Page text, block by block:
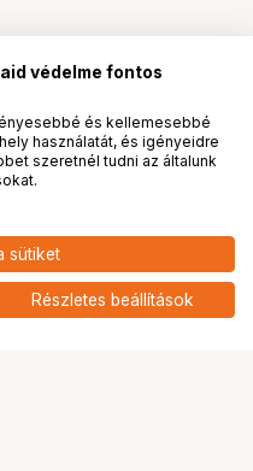
LAB / 6 881 HUF
nettó: 5 418 HUF
védelme fontos
és kellemesebbé
használatát, és igényeidre
szeretnél tudni az általunk
sütiket
Részletes beállítások